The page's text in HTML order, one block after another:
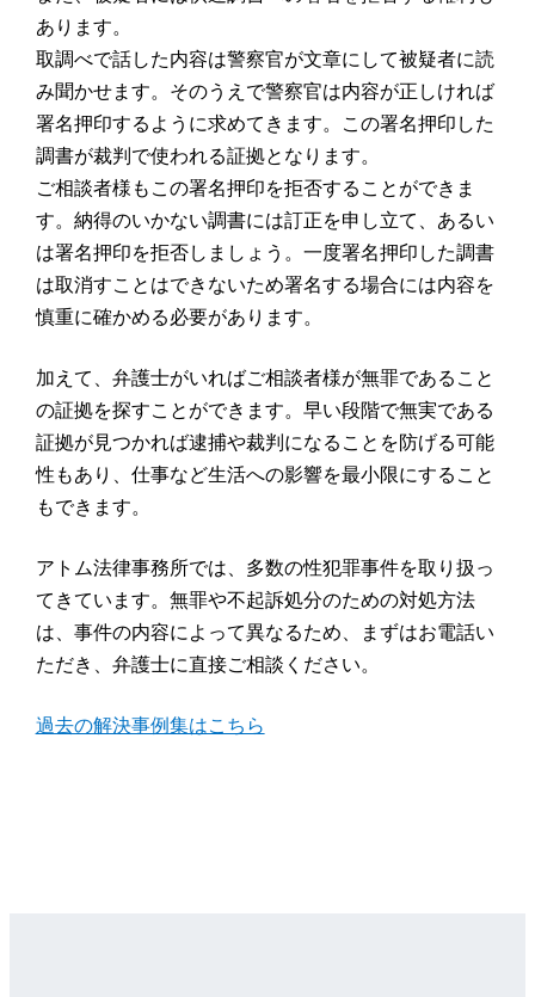
あります。
取調べで話した内容は警察官が文章にして被疑者に読
み聞かせます。そのうえで警察官は内容が正しければ
署名押印するように求めてきます。この署名押印した
調書が裁判で使われる証拠となります。
ご相談者様もこの署名押印を拒否することができま
す。納得のいかない調書には訂正を申し立て、あるい
は署名押印を拒否しましょう。一度署名押印した調書
は取消すことはできないため署名する場合には内容を
慎重に確かめる必要があります。
加えて、弁護士がいればご相談者様が無罪であること
の証拠を探すことができます。早い段階で無実である
証拠が見つかれば逮捕や裁判になることを防げる可能
性もあり、仕事など生活への影響を最小限にすること
もできます。
アトム法律事務所では、多数の性犯罪事件を取り扱っ
てきています。無罪や不起訴処分のための対処方法
は、事件の内容によって異なるため、まずはお電話い
ただき、弁護士に直接ご相談ください。
過去の解決事例集はこちら